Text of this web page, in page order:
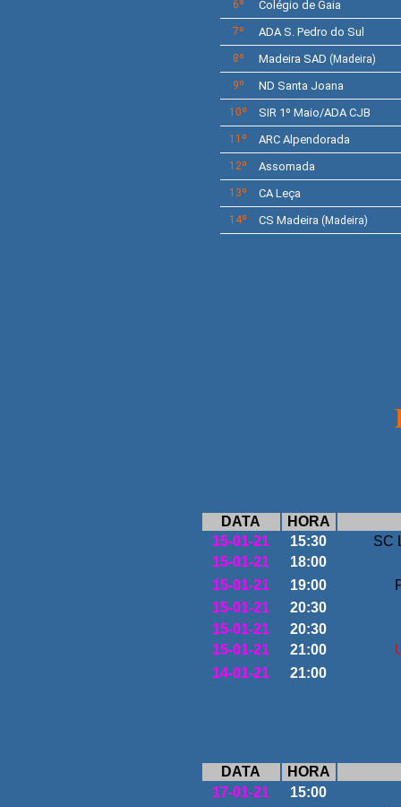
6º Colégio de Gaia
7º ADA S. Pedro do Sul
8º Madeira SAD (Madeira)
9º ND Santa Joana
10º SIR 1º Maio/ADA CJB
11º ARC Alpendorada
12º Assomada
13º CA Leça
14º CS Madeira (Madeira)
DATA
HORA
15-01-21
15:30
SC
15-01-21
18:00
15-01-21
19:00
15-01-21
20:30
15-01-21
20:30
15-01-21
21:00
14-01-21
21:00
DATA
HORA
17-01-21
15:00